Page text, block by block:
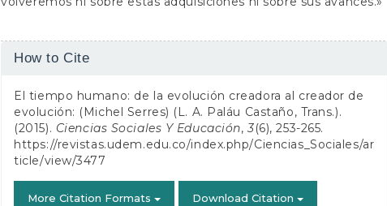
Article
How to Cite
El tiempo humano: de la evolución creadora al creador de
evolución: (Michel Serres) (L. A. Paláu Castaño, Trans.).
(2015). Ciencias Sociales Y Educación,3(6), 253-265.
https://revistas.udem.edu.co/index.php/Ciencias_Sociales/ar
ticle/view/3477
More Citation Formats Download Citation